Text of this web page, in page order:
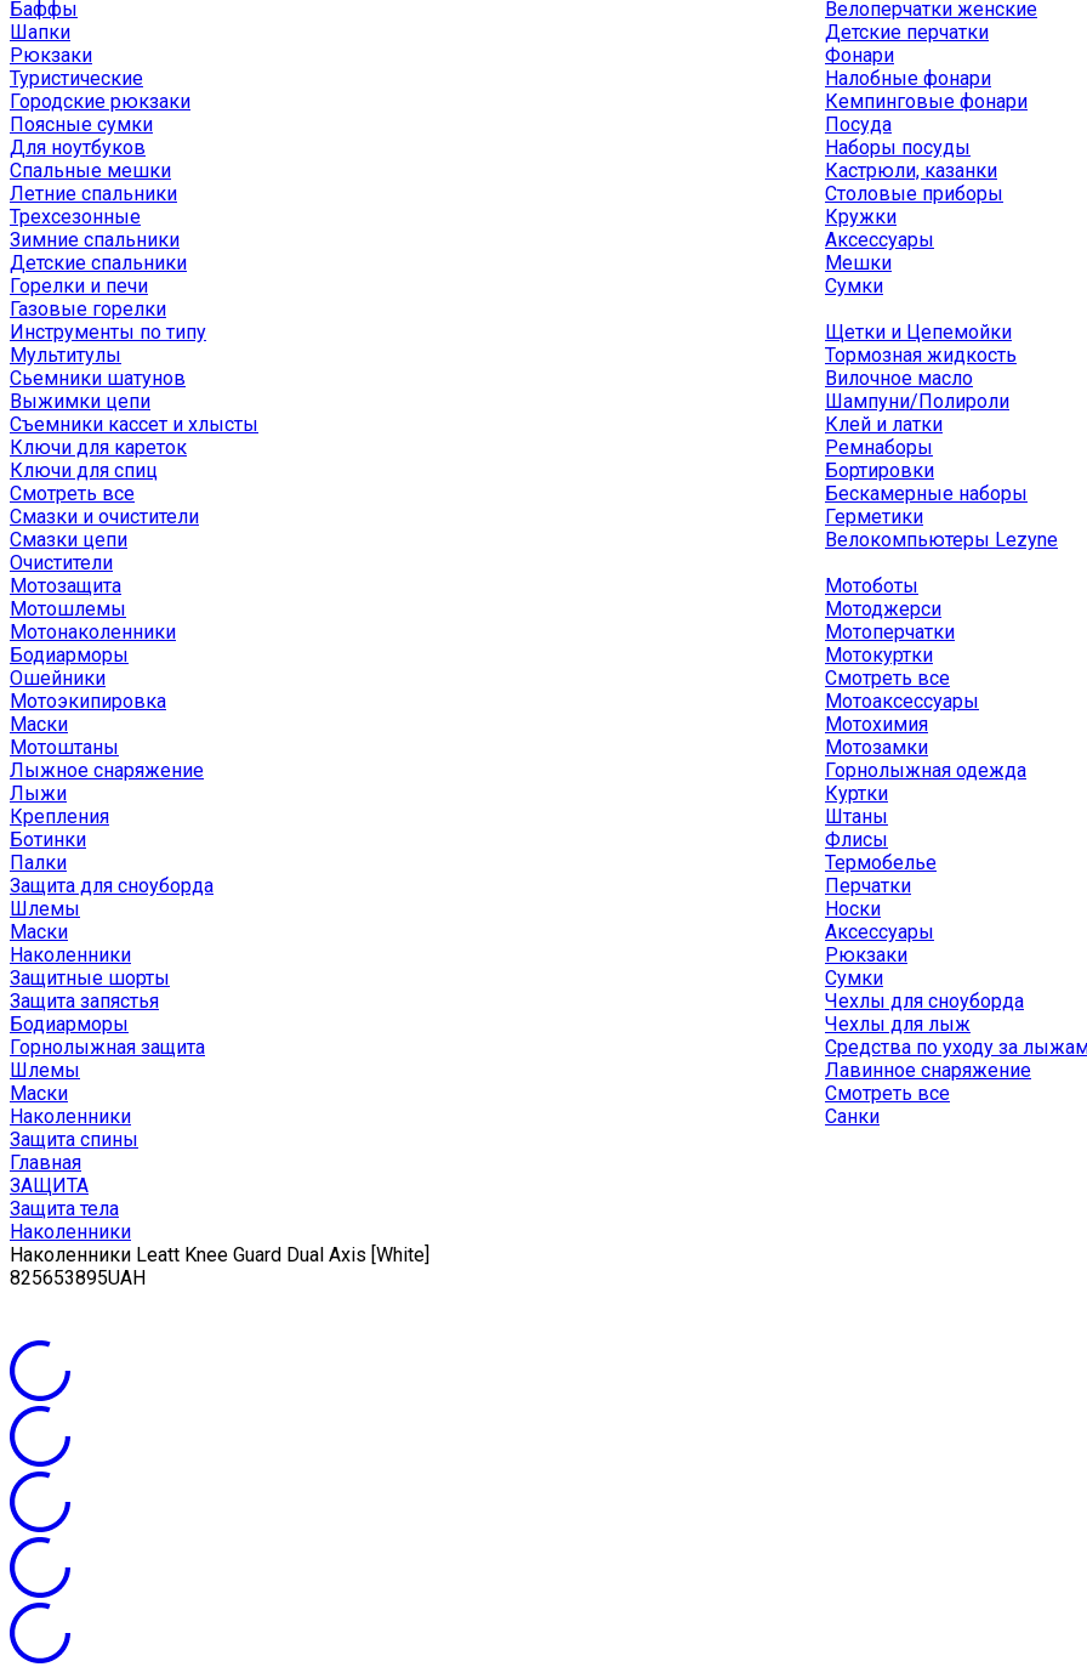
Баффы
Шапки
Велоперчатки женские
Детские перчатки
Рюкзаки
Туристические
Городские рюкзаки
Поясные сумки
Для ноутбуков
Спальные мешки
Летние спальники
Трехсезонные
Зимние спальники
Детские спальники
Горелки и печи
Газовые горелки
Фонари
Налобные фонари
Кемпинговые фонари
Посуда
Наборы посуды
Кастрюли, казанки
Столовые приборы
Кружки
Аксессуары
Мешки
Сумки
Инструменты по типу
Мультитулы
Сьемники шатунов
Выжимки цепи
Съемники кассет и хлысты
Ключи для кареток
Ключи для спиц
Смотреть все
Смазки и очистители
Смазки цепи
Очистители
Щетки и Цепемойки
Тормозная жидкость
Вилочное масло
Шампуни/Полироли
Клей и латки
Ремнаборы
Бортировки
Бескамерные наборы
Герметики
Велокомпьютеры Lezyne
Мотозащита
Мотошлемы
Мотонаколенники
Бодиарморы
Ошейники
Мотоэкипировка
Маски
Мотоштаны
Мотоботы
Мотоджерси
Мотоперчатки
Мотокуртки
Смотреть все
Мотоаксессуары
Мотохимия
Мотозамки
Лыжное снаряжение
Лыжи
Крепления
Ботинки
Палки
Защита для сноуборда
Шлемы
Маски
Наколенники
Защитные шорты
Защита запястья
Бодиарморы
Горнолыжная защита
Шлемы
Маски
Наколенники
Защита спины
Горнолыжная одежда
Куртки
Штаны
Флисы
Термобелье
Перчатки
Носки
Аксессуары
Рюкзаки
Сумки
Чехлы для сноуборда
Чехлы для лыж
Средства по уходу за
Лавинное снаряжение
Смотреть все
Санки
Главная
ЗАЩИТА
Защита тела
Наколенники
Наколенники Leatt Knee Guard Dual Axis [White]
825653895UAH